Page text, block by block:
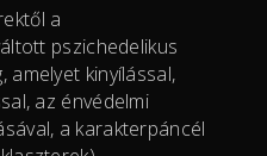
a
pszichedelikus
amelyet kinyílással,
az énvédelmi
a karakterpáncél